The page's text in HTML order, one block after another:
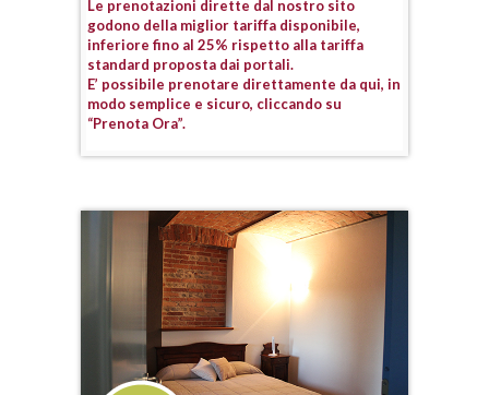
Le prenotazioni dirette dal nostro sito
godono della miglior tariffa disponibile,
inferiore fino al 25% rispetto alla tariffa
standard proposta dai portali.
E’ possibile prenotare direttamente da qui, in
modo semplice e sicuro, cliccando su
“Prenota Ora”.